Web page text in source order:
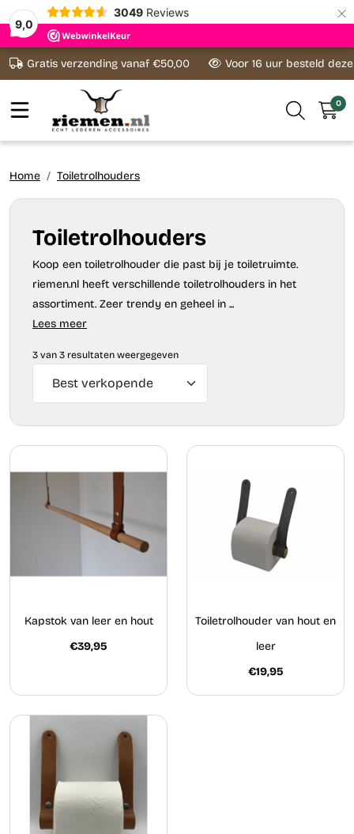
9,0
3049 Reviews ×
Ga naar content
Gratis verzending vanaf €50,00 Voor 16 uur besteld
0
Home Toiletrolhouders
Toiletrolhouders
Koop een toiletrolhouder die past bij je toiletruimte.
riemen.nl heeft verschillende toiletrolhouders in het
assortiment. Zeer trendy en geheel in ...
Lees meer
3 van 3 resultaten weergegeven
Kapstok van leer en hout
€39,95
Toiletrolhouder van hout en
leer
€19,95